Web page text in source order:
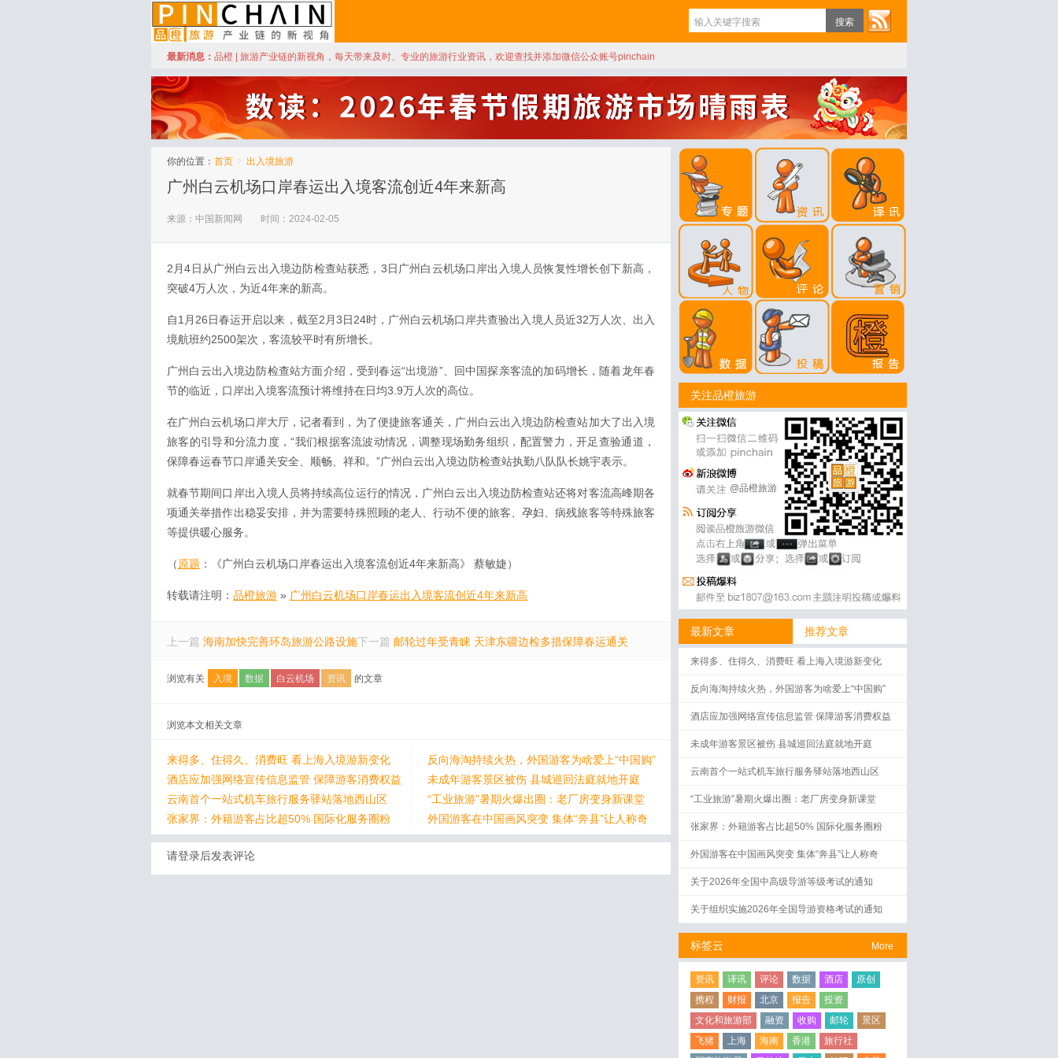
品橙旅游
最新消息： 品橙 | 旅游产业链的新视角，每天带来及时、专业的旅游行业资讯，欢迎查找并添加微信公众账号pinchain
你的位置： 首页 > 出入境旅游
广州白云机场口岸春运出入境客流创近4年来新高
来源：中国新闻网 时间：2024-02-05
2月4日从广州白云出入境边防检查站获悉，3日广州白云机场口岸出入境人员恢复性增长创下新高，
突破4万人次，为近4年来的新高。
自1月26日春运开启以来，截至2月3日24时，广州白云机场口岸共查验出入境人员近32万人次、出入
境航班约2500架次，客流较平时有所增长。
广州白云出入境边防检查站方面介绍，受到春运“出境游”、回中国探亲客流的加码增长，随着龙年春
节的临近，口岸出入境客流预计将维持在日均3.9万人次的高位。
在广州白云机场口岸大厅，记者看到，为了便捷旅客通关，广州白云出入境边防检查站加大了出入境
旅客的引导和分流力度，“我们根据客流波动情况，调整现场勤务组织，配置警力，开足查验通道，
保障春运春节口岸通关安全、顺畅、祥和。”广州白云出入境边防检查站执勤八队队长姚宇表示。
就春节期间口岸出入境人员将持续高位运行的情况，广州白云出入境边防检查站还将对客流高峰期各
项通关举措作出稳妥安排，并为需要特殊照顾的老人、行动不便的旅客、孕妇、病残旅客等特殊旅客
等提供暖心服务。
（ 原题 ：《广州白云机场口岸春运出入境客流创近4年来新高》 蔡敏婕）
转载请注明： 品橙旅游 » 广州白云机场口岸春运出入境客流创近4年来新高
上一篇 海南加快完善环岛旅游公路设施下一篇 邮轮过年受青睐 天津东疆边检多措保障春运通关
浏览有关 入境 数据 白云机场 资讯 的文章
浏览本文相关文章
来得多、住得久、消费旺 看上海入境游新变化
反向海淘持续火热，外国游客为啥爱上“中国购”
酒店应加强网络宣传信息监管 保障游客消费权益
未成年游客景区被伤 县城巡回法庭就地开庭
云南首个一站式机车旅行服务驿站落地西山区
“工业旅游”暑期火爆出圈：老厂房变身新课堂
张家界：外籍游客占比超50% 国际化服务圈粉
外国游客在中国画风突变 集体“奔县”让人称奇
请登录后发表评论
关注品橙旅游
@品橙旅游
最新文章 推荐文章
来得多、住得久、消费旺 看上海入境游新变化
反向海淘持续火热，外国游客为啥爱上“中国购”
酒店应加强网络宣传信息监管 保障游客消费权益
未成年游客景区被伤 县城巡回法庭就地开庭
云南首个一站式机车旅行服务驿站落地西山区
“工业旅游”暑期火爆出圈：老厂房变身新课堂
张家界：外籍游客占比超50% 国际化服务圈粉
外国游客在中国画风突变 集体“奔县”让人称奇
关于2026年全国中高级导游等级考试的通知
关于组织实施2026年全国导游资格考试的通知
More
标签云
资讯 译讯 评论 数据 酒店
原创
携程
财报 北京 报告
投资
文化和旅游部
融资 收购 邮轮
景区
飞猪
上海 海南 香港
旅行社